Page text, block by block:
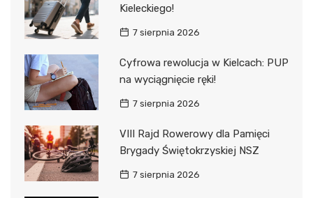
Kieleckiego!
7 sierpnia 2026
Cyfrowa rewolucja w Kielcach: PUP
na wyciągnięcie ręki!
7 sierpnia 2026
VIII Rajd Rowerowy dla Pamięci
Brygady Świętokrzyskiej NSZ
7 sierpnia 2026